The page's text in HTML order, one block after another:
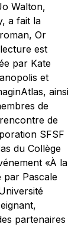
Walton,
a fait la
Or
est
par Kate
et
ainsi
de
rencontre de
SFSF
du Collège
«À la
par Pascale
partenaires